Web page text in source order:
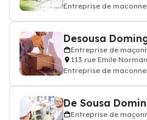
Entreprise de
Desousa
Entreprise de
113 rue Emile
Entreprise de
De Sousa
Entreprise de